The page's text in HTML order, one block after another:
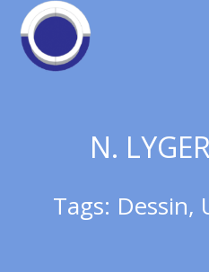
N.
Tags: Dessin,